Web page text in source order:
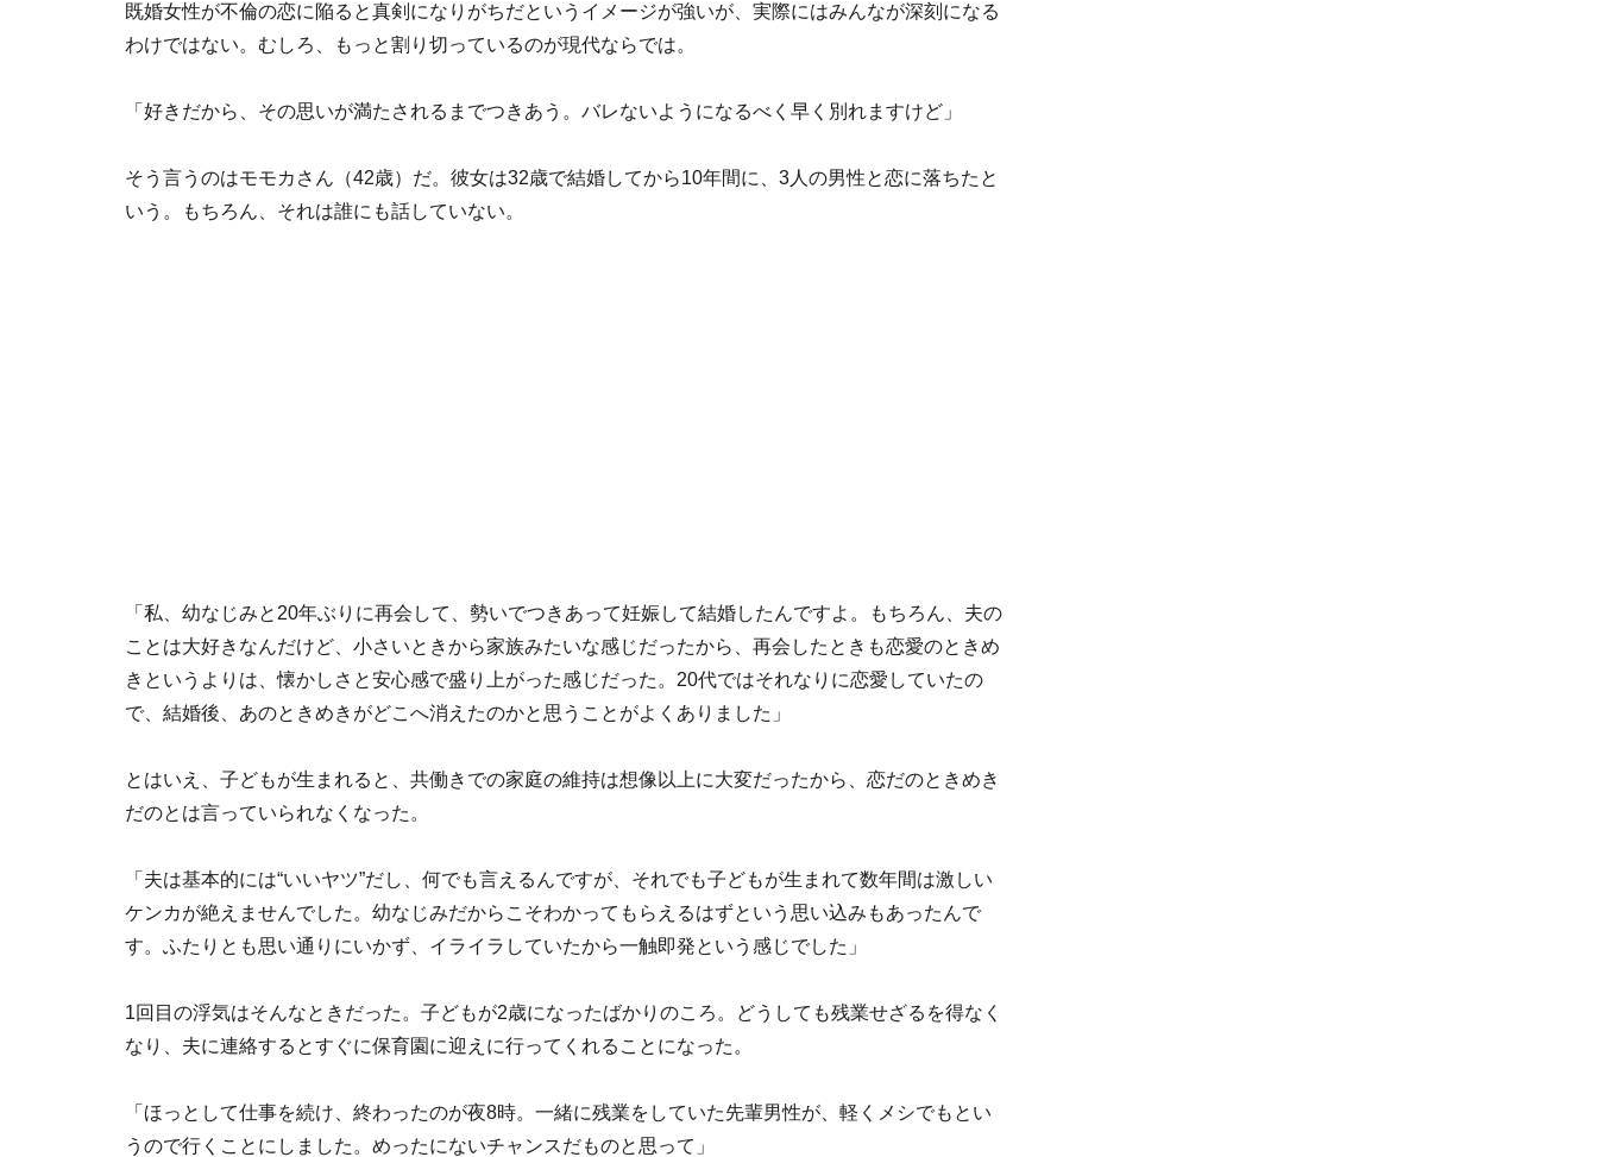
既婚女性が不倫の恋に陥ると真剣になりがちだというイメージが強いが、実際にはみんなが深刻になる
わけではない。むしろ、もっと割り切っているのが現代ならでは。
「好きだから、その思いが満たされるまでつきあう。バレないようになるべく早く別れますけど」
そう言うのはモモカさん（42歳）だ。彼女は32歳で結婚してから10年間に、3人の男性と恋に落ちたと
いう。もちろん、それは誰にも話していない。
「私、幼なじみと20年ぶりに再会して、勢いでつきあって妊娠して結婚したんですよ。もちろん、夫の
ことは大好きなんだけど、小さいときから家族みたいな感じだったから、再会したときも恋愛のときめ
きというよりは、懐かしさと安心感で盛り上がった感じだった。20代ではそれなりに恋愛していたの
で、結婚後、あのときめきがどこへ消えたのかと思うことがよくありました」
とはいえ、子どもが生まれると、共働きでの家庭の維持は想像以上に大変だったから、恋だのときめき
だのとは言っていられなくなった。
「夫は基本的には“いいヤツ”だし、何でも言えるんですが、それでも子どもが生まれて数年間は激しい
ケンカが絶えませんでした。幼なじみだからこそわかってもらえるはずという思い込みもあったんで
す。ふたりとも思い通りにいかず、イライラしていたから一触即発という感じでした」
1回目の浮気はそんなときだった。子どもが2歳になったばかりのころ。どうしても残業せざるを得なく
なり、夫に連絡するとすぐに保育園に迎えに行ってくれることになった。
「ほっとして仕事を続け、終わったのが夜8時。一緒に残業をしていた先輩男性が、軽くメシでもとい
うので行くことにしました。めったにないチャンスだものと思って」